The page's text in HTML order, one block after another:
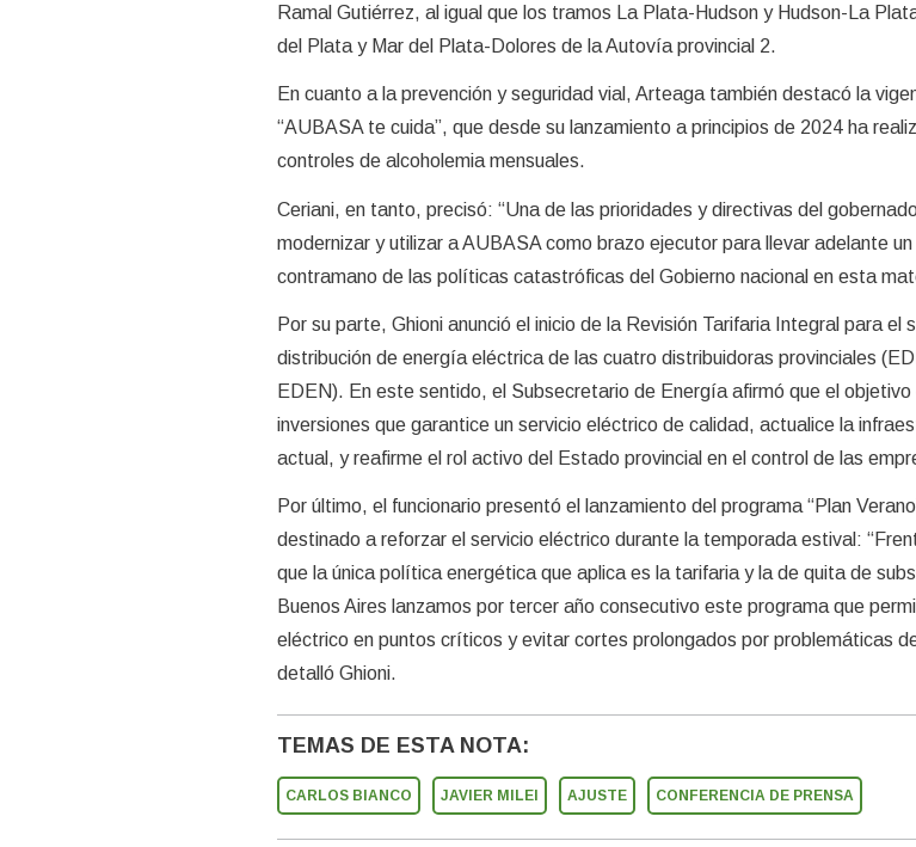
Ramal Gutiérrez, al igual que los tramos La Plata-Hudson y Hudson-La
del Plata y Mar del Plata-Dolores de la Autovía provincial 2.
En cuanto a la prevención y seguridad vial, Arteaga también destacó la
“AUBASA te cuida”, que desde su lanzamiento a principios de 2024 ha
controles de alcoholemia mensuales.
Ceriani, en tanto, precisó: “Una de las prioridades y directivas del
modernizar y utilizar a AUBASA como brazo ejecutor para llevar adelante
contramano de las políticas catastróficas del Gobierno nacional en esta
Por su parte, Ghioni anunció el inicio de la Revisión Tarifaria Integral para el
distribución de energía eléctrica de las cuatro distribuidoras provinciales
EDEN). En este sentido, el Subsecretario de Energía afirmó que el objetivo
inversiones que garantice un servicio eléctrico de calidad, actualice la
actual, y reafirme el rol activo del Estado provincial en el control de las
Por último, el funcionario presentó el lanzamiento del programa “Plan
destinado a reforzar el servicio eléctrico durante la temporada estival:
que la única política energética que aplica es la tarifaria y la de quita de
Buenos Aires lanzamos por tercer año consecutivo este programa que
eléctrico en puntos críticos y evitar cortes prolongados por problemáticas
detalló Ghioni.
TEMAS DE ESTA NOTA:
CARLOS BIANCO JAVIER MILEI AJUSTE CONFERENCIA DE PRENSA